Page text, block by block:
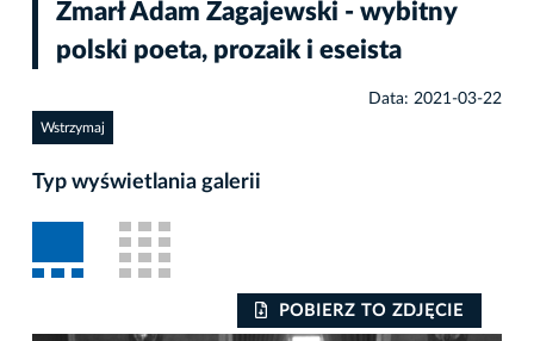
Zmarł Adam Zagajewski - wybitny
polski poeta, prozaik i eseista
Data: 2021-03-22
Wstrzymaj
Typ wyświetlania galerii
POBIERZ TO ZDJĘCIE